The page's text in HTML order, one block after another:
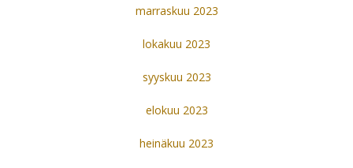
marraskuu 2023
lokakuu 2023
syyskuu 2023
elokuu 2023
heinäkuu 2023